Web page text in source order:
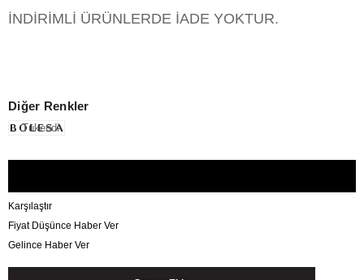
İNDİRİMLİ ÜRÜNLERDE İADE YOKTUR.
Diğer Renkler
Tükendi
Karşılaştır
Fiyat Düşünce Haber Ver
Gelince Haber Ver